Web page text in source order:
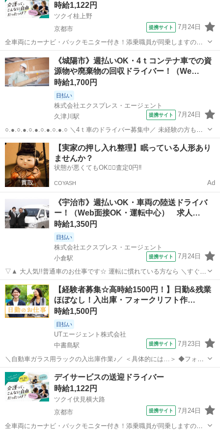
時給1,122円
ツクイ桂上野
京都市
提携サイト 7月24日
全車両にカーナビ・バックモニター付き！添乗職員が同乗しますので
安心して始められます。 ※デイサービスを利用されるお客様の送迎
業務 ※専用車両(キャラバン・ハイエース)の運転、各種点検 ※乗
降時の介護補助(歩行介助・車い...
京都 京都市 ドライバー
《城陽市》週払いOK・4ｔコンテナ車での資
源物や廃棄物の回収ドライバー！（We…
時給1,700円
日払い
株式会社エクスプレス・エージェント
久津川駅
提携サイト 7月24日
○.●.○.●.○.●.○.●.○.●.○ ＼4ｔ車のドライバー募集中／ 未経験の方も大
歓迎！！ 高時給なので毎月安定して稼げます♪ もちろん経験者の方も
◎ 気になったら今すぐ詳細をチェック☆ ○.●.○.●.○.●.○.●...
京都 城陽市 久津川駅 ドライバー
【実家の押し入れ整理】眠っている人形あり
ませんか？
状態が悪くてもOK🙆‍♀️査定0円‼️
COYASH Ad
《宇治市》週払いOK・車両の陸送ドライバ
ー！（Web面接OK・運転中心） 求人…
時給1,350円
日払い
株式会社エクスプレス・エージェント
小倉駅
提携サイト 7月24日
▽▲ 大人気!!普通車のお仕事です☆ 運転に慣れている方なら ＼すぐに
馴染めるお仕事となります！／ 専門的な知識や経験は不要ですよ♪
△▼ —————————————— ■使用車種：普通車（AT/MT） ■
業務内容：車検を...
京都 宇治市 小倉駅 ドライバー
【経験者募集☆高時給1500円！】日勤&残業
ほぼなし！入出庫・フォークリフト作…
時給1,500円
日払い
UTエージェント株式会社
中書島駅
提携サイト 7月23日
＼自動車ガラス用ラックの入出庫作業♪／ ＜具体的には…＞ ◆フォー
クリフト作業 ・入出荷 ・荷受け ・トラックへの積み込み 詳細につい
ては面談時にご説明させていただきます。 募集状況等によっては当該
案件へのご案内が難しい...
京都 中書島駅 ドライバー
デイサービスの送迎ドライバー
時給1,122円
ツクイ伏見横大路
京都市
提携サイト 7月24日
全車両にカーナビ・バックモニター付き！添乗職員が同乗しますので